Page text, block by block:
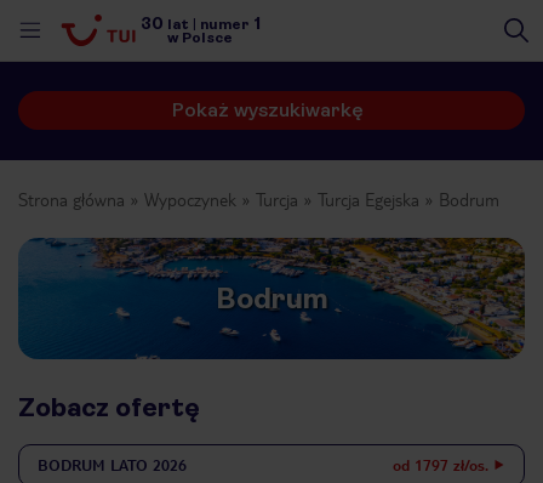
30 lat numer 1
w Polsce
Pokaż wyszukiwarkę
Strona główna Wypoczynek Turcja Turcja Egejska Bodrum
Bodrum
Zobacz ofertę
BODRUM LATO 2026 od 1797 zł/os.